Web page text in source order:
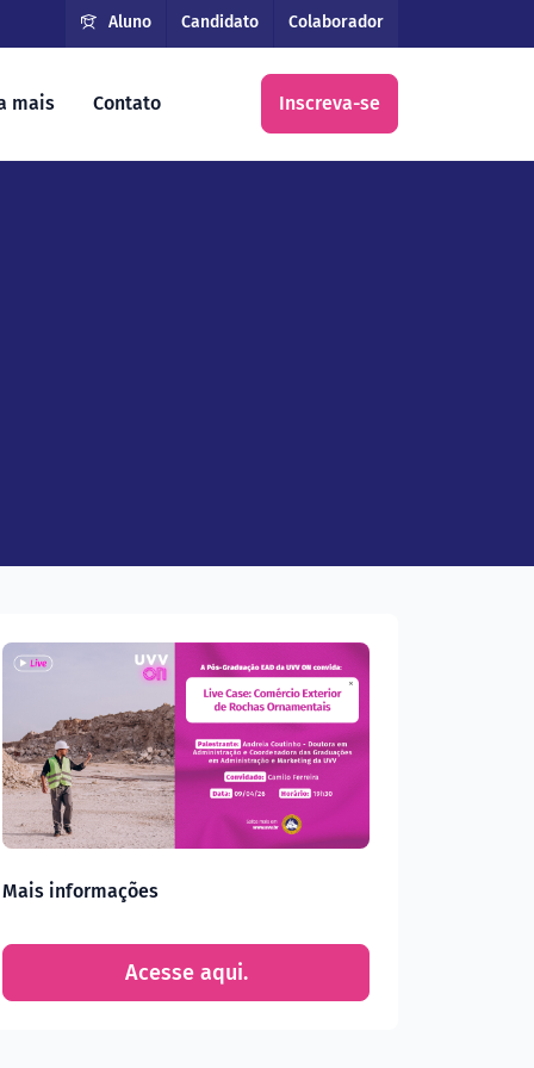
Aluno Candidato Colaborador
mais Contato Inscreva-se
Mais informações
Acesse aqui.